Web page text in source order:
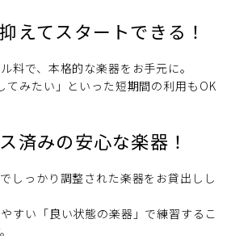
えてスタートできる！
料で、本格的な楽器をお手元に。
てみたい」といった短期間の利用もOK
済みの安心な楽器！
しっかり調整された楽器をお貸出しし
すい「良い状態の楽器」で練習するこ